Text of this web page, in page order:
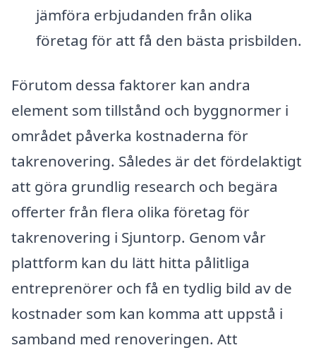
jämföra erbjudanden från olika
företag för att få den bästa prisbilden.
Förutom dessa faktorer kan andra
element som tillstånd och byggnormer i
området påverka kostnaderna för
takrenovering. Således är det fördelaktigt
att göra grundlig research och begära
offerter från flera olika företag för
takrenovering i Sjuntorp. Genom vår
plattform kan du lätt hitta pålitliga
entreprenörer och få en tydlig bild av de
kostnader som kan komma att uppstå i
samband med renoveringen. Att